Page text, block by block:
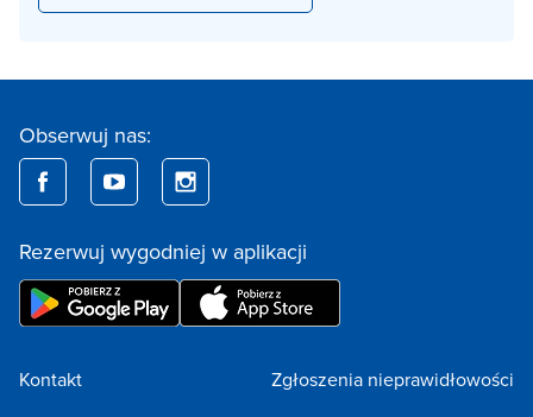
Obserwuj nas:
Rezerwuj wygodniej w aplikacji
Kontakt
Zgłoszenia nieprawidłowości